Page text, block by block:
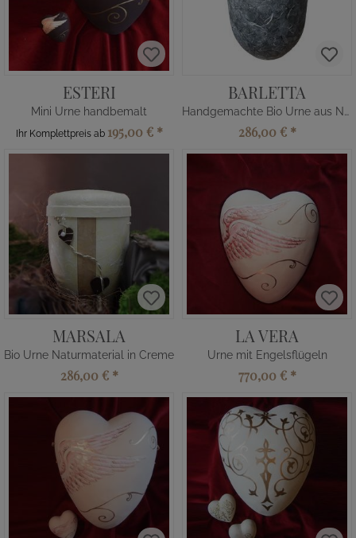
ESTERI
Mini Urne handbemalt
Ihr Komplettpreis ab 195,00 € *
BARLETTA
Handgemachte Bio Urne aus Naturfaser
286,00 € *
MARSALA
Bio Urne Naturmaterial in Creme
286,00 € *
LA VERA
Urne mit Engelsflügeln
770,00 € *